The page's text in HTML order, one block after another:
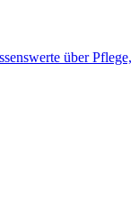
über Pflege,